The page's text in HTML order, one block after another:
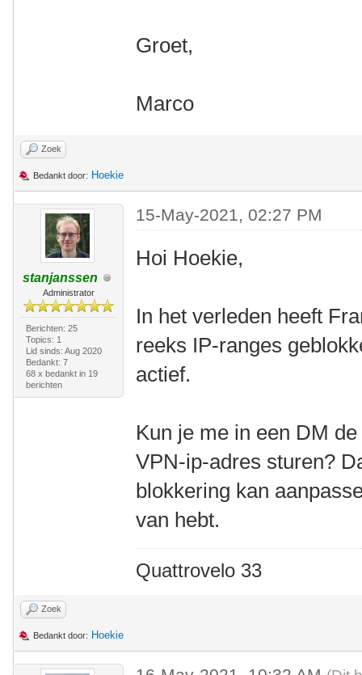
Groet,
Marco
Zoek
Bedankt door: Hoekie
stanjanssen
Administrator
Berichten: 25
Topics: 1
Lid sinds: Aug 2020
Bedankt: 7
68 x bedankt in 19
berichten
15-May-2021, 02:27 PM
Hoi Hoekie,
In het verleden heeft
reeks IP-ranges
actief.
Kun je me in een DM
VPN-ip-adres sturen?
blokkering kan
van hebt.
Quattrovelo 33
Zoek
Bedankt door: Hoekie